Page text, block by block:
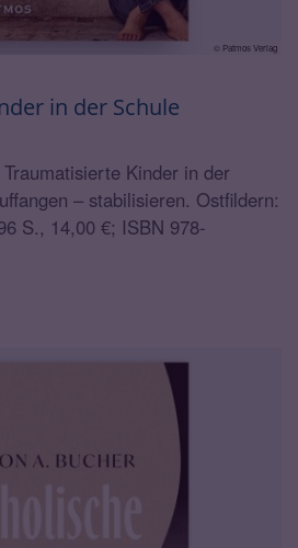
© Patmos Verlag
in der Schule
Kinder in der
– stabilisieren. Ostfildern:
S., 14,00 €; ISBN 978-